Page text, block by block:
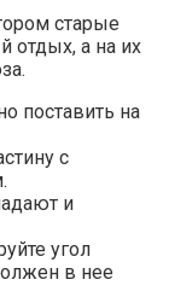
старые
отдых, а на их
поставить на
с
и
угол
в нее